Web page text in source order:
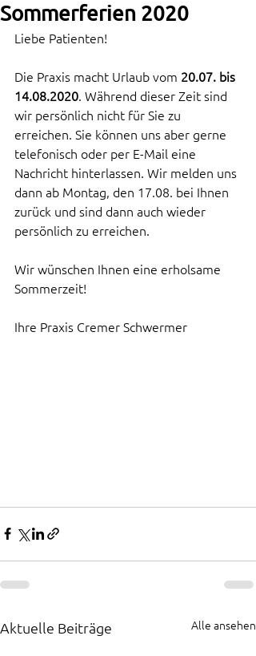
Sommerferien 2020
Liebe Patienten!
Die Praxis macht Urlaub vom 20.07. bis
14.08.2020. Während dieser Zeit sind
wir persönlich nicht für Sie zu
erreichen. Sie können uns aber gerne
telefonisch oder per E-Mail eine
Nachricht hinterlassen. Wir melden uns
dann ab Montag, den 17.08. bei Ihnen
zurück und sind dann auch wieder
persönlich zu erreichen.
Wir wünschen Ihnen eine erholsame
Sommerzeit!
Ihre Praxis Cremer Schwermer
Aktuelle Beiträge Alle ansehen